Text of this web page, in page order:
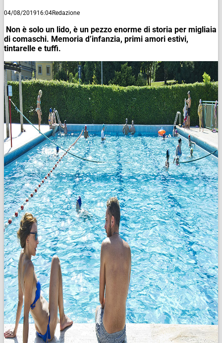
04/08/201916:04Redazione
Non è solo un lido, è un pezzo enorme di storia per migliaia
di comaschi. Memoria d’infanzia, primi amori estivi,
tintarelle e tuffi.